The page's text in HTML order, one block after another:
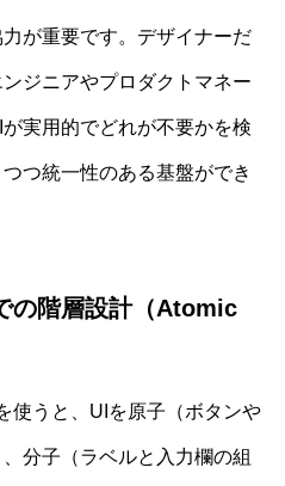
が重要です。デザイナーだ
ジニアやプロダクトマネー
実用的でどれが不要かを検
つ統一性のある基盤ができ
の階層設計（Atomic
使うと、UIを原子（ボタンや
分子（ラベルと入力欄の組